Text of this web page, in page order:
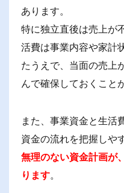
あります。
特に独立直後は売上が
活費は事業内容や家計
たうえで、当面の売上
んで確保しておくこと
また、事業資金と生活
資金の流れを把握しや
無理のない資金計画が
ります。